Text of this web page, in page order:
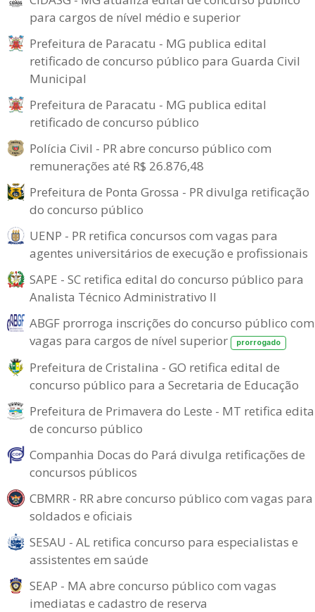
para cargos de nível médio e superior
Prefeitura de Paracatu - MG publica edital
retificado de concurso público para Guarda Civil
Municipal
Prefeitura de Paracatu - MG publica edital
retificado de concurso público
Polícia Civil - PR abre concurso público com
remunerações até R$ 26.876,48
Prefeitura de Ponta Grossa - PR divulga retificação
do concurso público
UENP - PR retifica concursos com vagas para
agentes universitários de execução e profissionais
SAPE - SC retifica edital do concurso público para
Analista Técnico Administrativo II
ABGF prorroga inscrições do concurso público com
vagas para cargos de nível superior
prorrogado
Prefeitura de Cristalina - GO retifica edital de
concurso público para a Secretaria de Educação
Prefeitura de Primavera do Leste - MT retifica
de concurso público
Companhia Docas do Pará divulga retificações de
concursos públicos
CBMRR - RR abre concurso público com vagas para
soldados e oficiais
SESAU - AL retifica concurso para especialistas e
assistentes em saúde
SEAP - MA abre concurso público com vagas
imediatas e cadastro de reserva